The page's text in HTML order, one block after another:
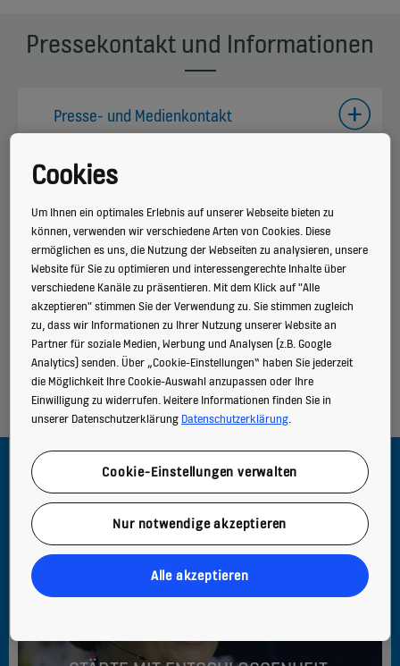
Pressekontakt und Informationen
Presse- und Medienkontakt
Über KONE
Media Portal
Social Media Kanäle
Cookies
Um Ihnen ein optimales Erlebnis auf unserer Webseite bieten zu
können, verwenden wir verschiedene Arten von Cookies. Diese
ermöglichen es uns, die Nutzung der Webseiten zu analysieren, unsere
Website für Sie zu optimieren und interessengerechte Inhalte über
verschiedene Kanäle zu präsentieren. Mit dem Klick auf "Alle
akzeptieren" stimmen Sie der Verwendung zu. Sie stimmen zugleich
zu, dass wir Informationen zu Ihrer Nutzung unserer Website an
Partner für soziale Medien, Werbung und Analysen (z.B. Google
Analytics) senden. Über „Cookie-Einstellungen“ haben Sie jederzeit
die Möglichkeit Ihre Cookie-Auswahl anzupassen oder Ihre
Einwilligung zu widerrufen. Weitere Informationen finden Sie in
unserer Datenschutzerklärung Datenschutzerklärung.
Cookie-Einstellungen verwalten
Nur notwendige akzeptieren
Alle akzeptieren